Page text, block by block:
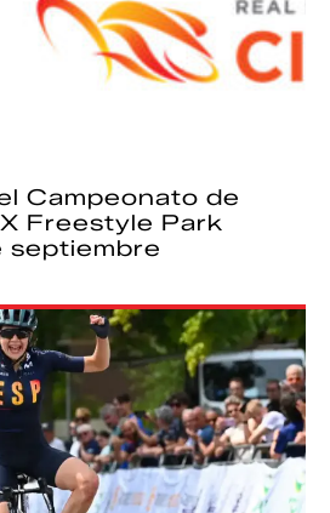
Campeonato de
Freestyle Park